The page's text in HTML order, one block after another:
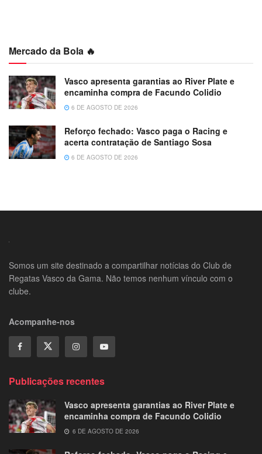
Mercado da Bola 🔥
Vasco apresenta garantias ao River Plate e
encaminha compra de Facundo Colidio
6 DE AGOSTO DE 2026
Reforço fechado: Vasco paga o Racing e
acerta contratação de Santiago Sosa
6 DE AGOSTO DE 2026
Somos um site destinado a compartilhar notícias do Club de
Regatas Vasco da Gama. Não temos nenhum vínculo com o
clube.
Acompanhe-nos
Publicações recentes
Vasco apresenta garantias ao River Plate e
encaminha compra de Facundo Colidio
6 DE AGOSTO DE 2026